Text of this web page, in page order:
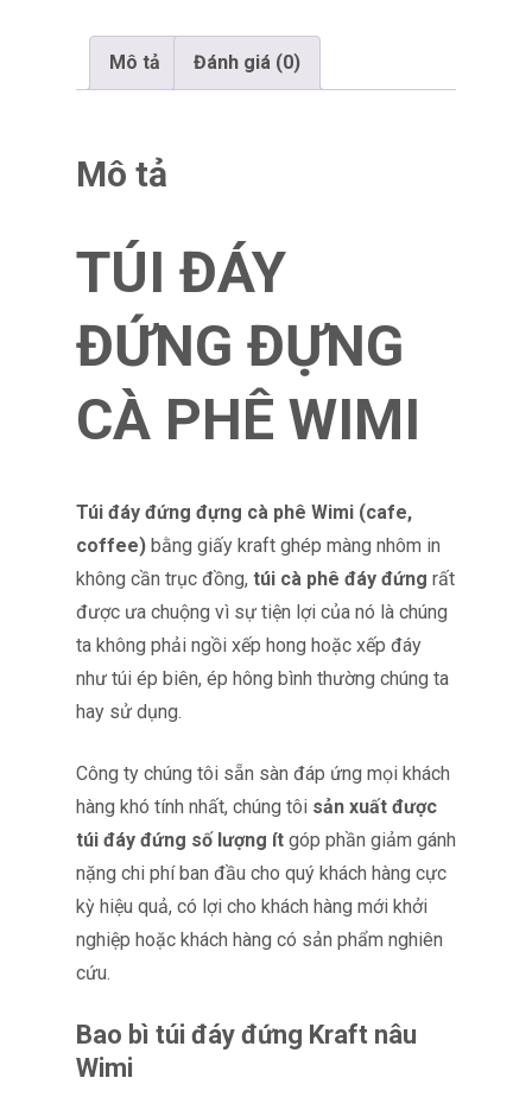
Mô tả Đánh giá (0)
Mô tả
TÚI ĐÁY
ĐỨNG ĐỰNG
CÀ PHÊ WIMI
Túi đáy đứng đựng cà phê Wimi (cafe,
coffee) bằng giấy kraft ghép màng nhôm in
không cần trục đồng, túi cà phê đáy đứng rất
được ưa chuộng vì sự tiện lợi của nó là chúng
ta không phải ngồi xếp hong hoặc xếp đáy
như túi ép biên, ép hông bình thường chúng ta
hay sử dụng.
Công ty chúng tôi sẵn sàn đáp ứng mọi khách
hàng khó tính nhất, chúng tôi sản xuất được
túi đáy đứng số lượng ít góp phần giảm gánh
nặng chi phí ban đầu cho quý khách hàng cực
kỳ hiệu quả, có lợi cho khách hàng mới khởi
nghiệp hoặc khách hàng có sản phẩm nghiên
cứu.
Bao bì túi đáy đứng Kraft nâu
Wimi